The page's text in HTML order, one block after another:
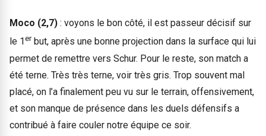
Moco (2,7) : voyons le bon côté, il est passeur décisif sur
le 1 er but, après une bonne projection dans la surface qui lui
permet de remettre vers Schur. Pour le reste, son match a
été terne. Très très terne, voir très gris. Trop souvent mal
placé, on l’a finalement peu vu sur le terrain, offensivement,
et son manque de présence dans les duels défensifs a
contribué à faire couler notre équipe ce soir.